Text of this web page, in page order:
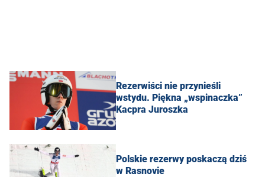
Rezerwiści nie przynieśli
wstydu. Piękna „wspinaczka”
Kacpra Juroszka
Polskie rezerwy poskaczą dziś
w Rasnovie